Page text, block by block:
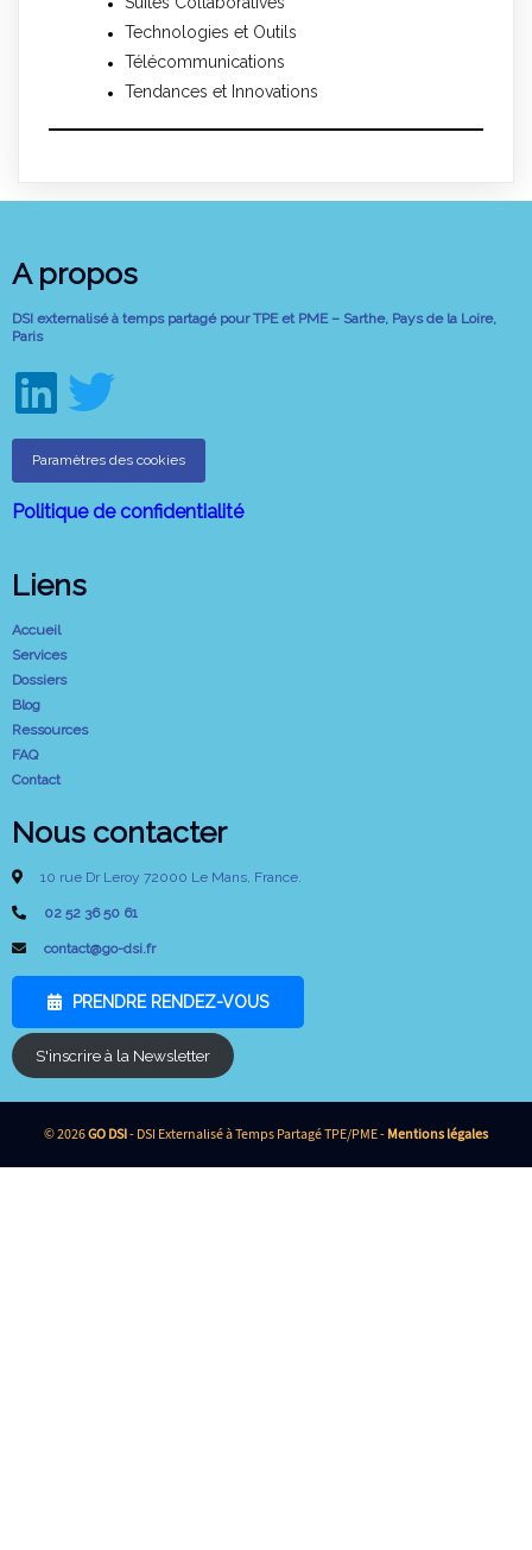
Technologies et Outils
Télécommunications
Tendances et Innovations
A propos
DSI externalisé à temps partagé pour TPE et PME – Sarthe, Pays de la Loire,
Paris
Paramètres des cookies
Politique de confidentialité
Liens
Accueil
Services
Dossiers
Blog
Ressources
FAQ
Contact
Nous contacter
10 rue Dr Leroy 72000 Le Mans, France.
02 52 36 50 61
contact@go-dsi.fr
PRENDRE RENDEZ-VOUS
S'inscrire à la Newsletter
© 2026GO DSI- DSI Externalisé à Temps Partagé TPE/PME -Mentions légales